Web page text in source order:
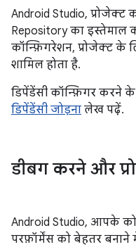
Android Studio, प्रोजेक्ट
Repository का इस्तेमाल
कॉन्फ़िगरेशन, प्रोजेक्ट के
शामिल होता है.
डिपेंडेंसी कॉन्फ़िगर करने
डिपेंडेंसी जोड़ना लेख पढ़ें.
डीबग करने और
Android Studio, आपके
परफ़ॉर्मेंस को बेहतर